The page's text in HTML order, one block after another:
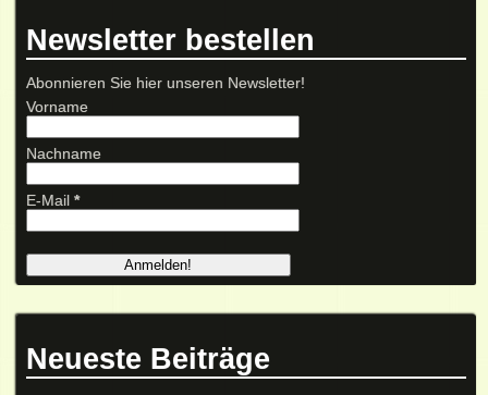
Newsletter bestellen
Abonnieren Sie hier unseren Newsletter!
Vorname
Nachname
E-Mail *
Neueste Beiträge